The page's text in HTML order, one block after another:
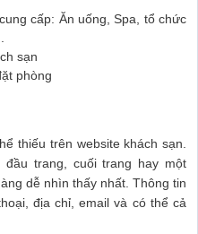
cấp: Ăn uống, Spa, tổ chức
sạn
phòng
thiếu trên website khách sạn.
trang, cuối trang hay một
dễ nhìn thấy nhất. Thông tin
địa chỉ, email và có thể cả